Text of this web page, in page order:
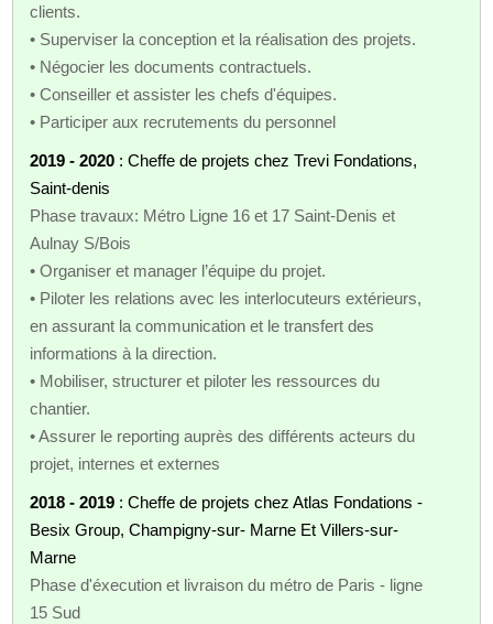
clients.
• Superviser la conception et la réalisation des projets.
• Négocier les documents contractuels.
• Conseiller et assister les chefs d'équipes.
• Participer aux recrutements du personnel
2019 - 2020 : Cheffe de projets chez Trevi Fondations,
Saint-denis
Phase travaux: Métro Ligne 16 et 17 Saint-Denis et
Aulnay S/Bois
• Organiser et manager l’équipe du projet.
• Piloter les relations avec les interlocuteurs extérieurs,
en assurant la communication et le transfert des
informations à la direction.
• Mobiliser, structurer et piloter les ressources du
chantier.
• Assurer le reporting auprès des différents acteurs du
projet, internes et externes
2018 - 2019 : Cheffe de projets chez Atlas Fondations -
Besix Group, Champigny-sur- Marne Et Villers-sur-
Marne
Phase d'éxecution et livraison du métro de Paris - ligne
15 Sud